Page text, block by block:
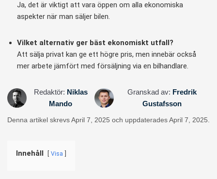
Ja, det är viktigt att vara öppen om alla ekonomiska
aspekter när man säljer bilen.
Vilket alternativ ger bäst ekonomiskt utfall?
Att sälja privat kan ge ett högre pris, men innebär också
mer arbete jämfört med försäljning via en bilhandlare.
Redaktör: Niklas
Mando
Granskad av: Fredrik
Gustafsson
Denna artikel skrevs April 7, 2025 och uppdaterades April 7, 2025.
Innehåll Visa